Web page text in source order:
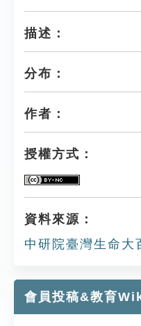
描述：
分布：
作者：
授權方式：
資料來源：
中研院臺灣生命大
會員投稿&教育